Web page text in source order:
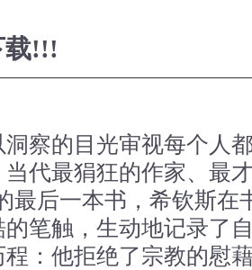
载!!!
洞察的目光审视每个人
代最狷狂的作家、最
最后一本书，希钦斯在
笔触，生动地记录了
：他拒绝了宗教的慰